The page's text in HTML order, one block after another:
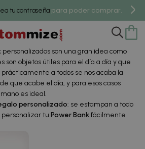
tu contraseña para poder comprar.
Personalizados
son baterías externas portátiles
tu móvil y otros dispositivos con un
a todo color con la foto o diseño
personalizados son una gran idea como
son objetos útiles para el día a día y que
a todos se nos acaba la
que acabe el día, y para esos casos
es ideal.
personalizado: se estampan a todo
personalizar tu Power Bankfácilmente